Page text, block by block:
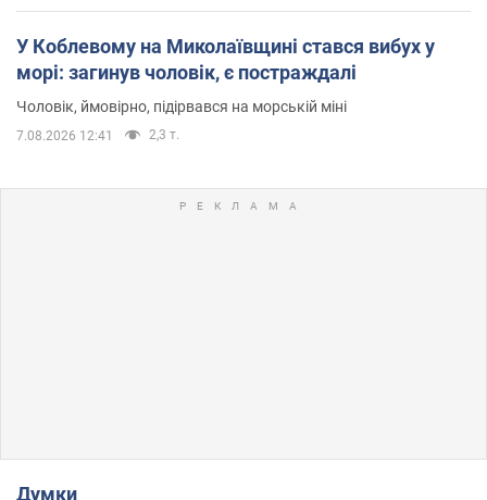
У Коблевому на Миколаївщині стався вибух у
морі: загинув чоловік, є постраждалі
Чоловік, ймовірно, підірвався на морській міні
7.08.2026 12:41 2,3 т.
Думки